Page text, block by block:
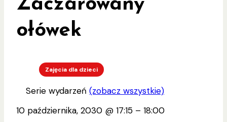
Zaczarowany
ołówek
Zajęcia dla dzieci
Serie wydarzeń (zobacz wszystkie)
10 października, 2030 @ 17:15 – 18:00